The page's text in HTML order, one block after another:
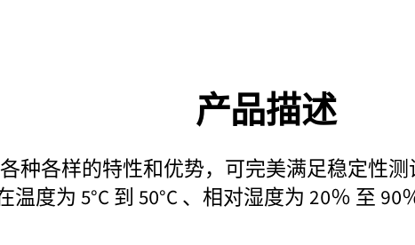
产品描述
种各样的特性和优势，可完美满足稳定性
温度为 5°C 到 50°C 、相对湿度为 20％ 至 90